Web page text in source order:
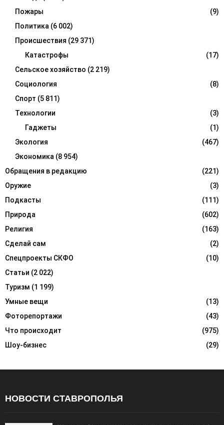
Пожары
(9)
Политика (6 002)
Происшествия (29 371)
Катастрофы
(17)
Сельское хозяйство (2 219)
Социология
(8)
Спорт (5 811)
Технологии
(3)
Гаджеты
(1)
Экология
(467)
Экономика (8 954)
Обращения в редакцию
(221)
Оружие
(3)
Подкасты
(111)
Природа
(602)
Религия
(163)
Сделай сам
(2)
Спецпроекты СКФО
(10)
Статьи (2 022)
Туризм (1 199)
Умные вещи
(13)
Фоторепортажи
(43)
Что происходит
(975)
Шоу-бизнес
(29)
НОВОСТИ СТАВРОПОЛЬЯ